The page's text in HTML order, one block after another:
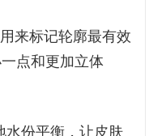
来标记轮廓最有效
点和更加立体
水份平衡，让皮肤